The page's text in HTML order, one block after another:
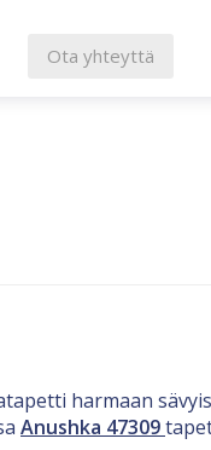
Ota yhteyttä
harmaan
Anushka 47309